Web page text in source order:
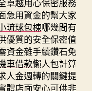
急用資金的幫大家
琉球包棟哪幾間有
優質的安全保密值
資金雜手續鑽石免
車借款懶人包計算
人金週轉的關鍵提
體店面安心可供非